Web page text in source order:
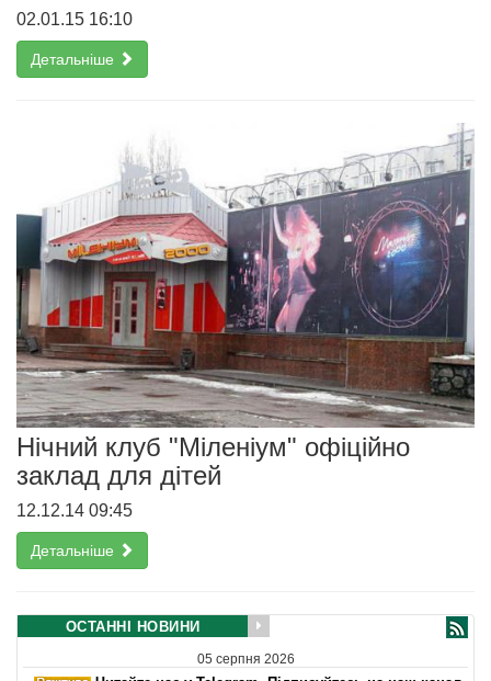
02.01.15 16:10
Детальніше
Нічний клуб "Міленіум" офіційно
заклад для дітей
12.12.14 09:45
Детальніше
ОСТАННІ НОВИНИ
05 серпня 2026